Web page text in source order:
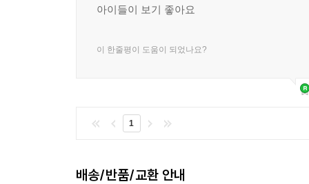
아이들이 보기 좋아요
이 한줄평이 도움이 되었나요?
1
배송/반품/교환 안내